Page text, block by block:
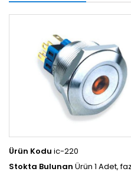
Ürün Kodu ic-220
Stokta Bulunan Ürün 1 Adet,